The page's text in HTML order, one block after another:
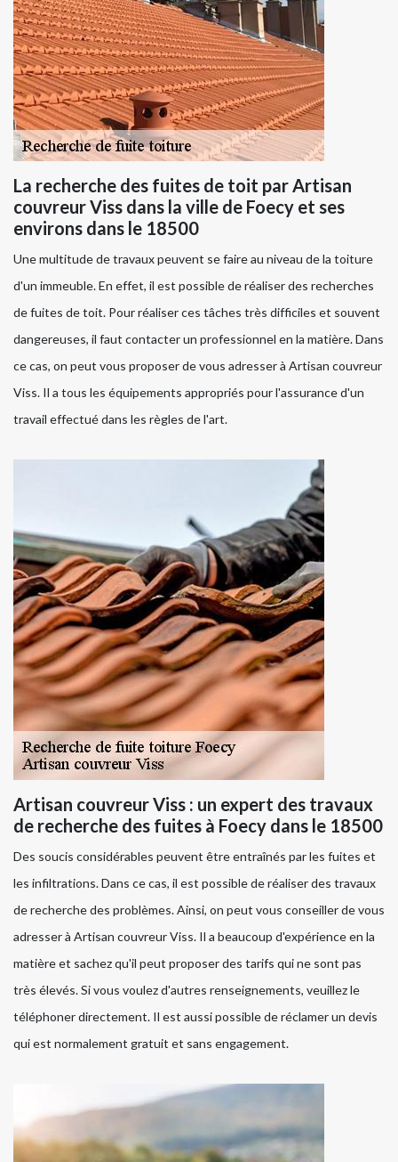
La recherche des fuites de toit par Artisan
couvreur Viss dans la ville de Foecy et ses
environs dans le 18500
Une multitude de travaux peuvent se faire au niveau de la toiture
d'un immeuble. En effet, il est possible de réaliser des recherches
de fuites de toit. Pour réaliser ces tâches très difficiles et souvent
dangereuses, il faut contacter un professionnel en la matière. Dans
ce cas, on peut vous proposer de vous adresser à Artisan couvreur
Viss. Il a tous les équipements appropriés pour l'assurance d'un
travail effectué dans les règles de l'art.
Artisan couvreur Viss : un expert des travaux
de recherche des fuites à Foecy dans le 18500
Des soucis considérables peuvent être entraînés par les fuites et
les infiltrations. Dans ce cas, il est possible de réaliser des travaux
de recherche des problèmes. Ainsi, on peut vous conseiller de vous
adresser à Artisan couvreur Viss. Il a beaucoup d'expérience en la
matière et sachez qu'il peut proposer des tarifs qui ne sont pas
très élevés. Si vous voulez d'autres renseignements, veuillez le
téléphoner directement. Il est aussi possible de réclamer un devis
qui est normalement gratuit et sans engagement.